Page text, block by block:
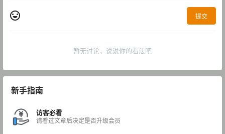
提交
暂无讨论，说说你的看法吧
新手指南
访客必看
请看过文章后决定是否升级会员